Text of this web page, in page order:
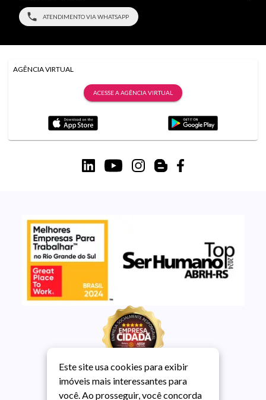
ATENDIMENTO VIA WHATSAPP
AGÊNCIA VIRTUAL
ACESSE A AGÊNCIA VIRTUAL
Este site usa cookies para exibir
imóveis mais interessantes para
você. Ao prosseguir, você concorda